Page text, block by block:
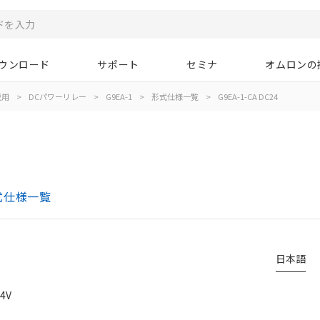
ンロード サポート セミナ オムロン
> DCパワーリレー > G9EA-1 > 形式仕様一覧 > G9EA-1-CA DC24
様一覧
日本語